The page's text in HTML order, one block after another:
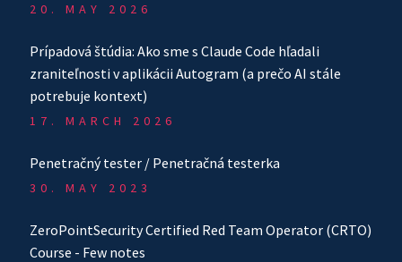
20. MAY 2026
Prípadová štúdia: Ako sme s Claude Code hľadali
zraniteľnosti v aplikácii Autogram (a prečo AI stále
potrebuje kontext)
17. MARCH 2026
Penetračný tester / Penetračná testerka
30. MAY 2023
ZeroPointSecurity Certified Red Team Operator (CRTO)
Course - Few notes